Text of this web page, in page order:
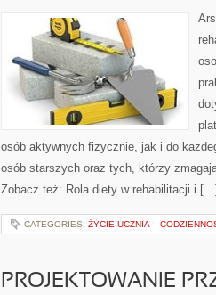
osób aktywnych fizycznie, jak i do
osób starszych oraz tych, którzy
Zobacz też: Rola diety w rehabilitacji i […]
CATEGORIES: ŻYCIE UCZNIA –
PROJEKTOWANIE